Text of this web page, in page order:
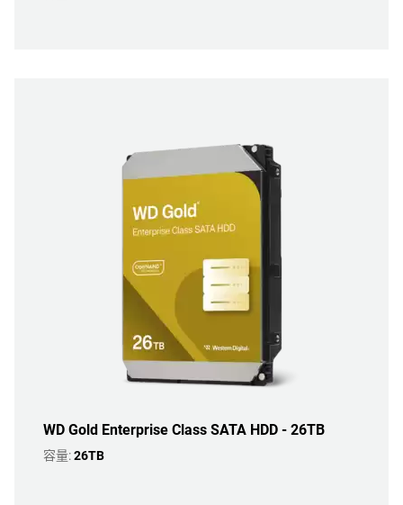
WD Gold Enterprise Class SATA HDD - 26TB
容量:26TB